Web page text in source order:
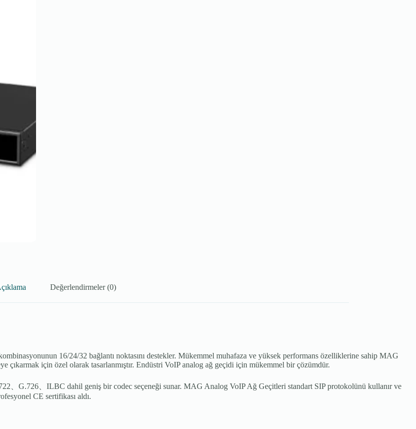
Değerlendirmeler (0)
16/24/32 bağlantı noktasını destekler. Mükemmel muhafaza ve yüksek performans özelliklerine sahip MAG
çıkarmak için özel olarak tasarlanmıştır. Endüstri VoIP analog ağ geçidi için mükemmel bir çözümdür.
、G.726、ILBC dahil geniş bir codec seçeneği sunar. MAG Analog VoIP Ağ Geçitleri standart SIP protokolünü kullanır ve
CE sertifikası aldı.